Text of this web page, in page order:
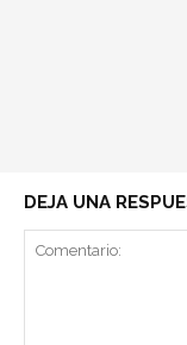
DEJA UNA